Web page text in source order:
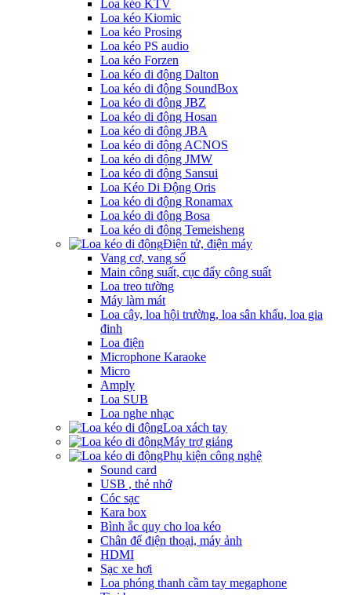
Loa kéo KTV
Loa kéo Kiomic
Loa kéo Prosing
Loa kéo PS audio
Loa kéo Forzen
Loa kéo di động Dalton
Loa kéo di động SoundBox
Loa kéo di động JBZ
Loa kéo di động Hosan
Loa kéo di động JBA
Loa kéo di động ACNOS
Loa kéo di động JMW
Loa kéo di động Sansui
Loa Kéo Di Động Oris
Loa kéo di động Ronamax
Loa kéo di động Bosa
Loa kéo di động Temeisheng
Điện tử, điện máy
Vang cơ, vang số
Main công suất, cục đẩy công suất
Loa treo tường
Máy làm mát
Loa cây, loa hội trường, loa sân khấu, loa gia
đinh
Loa điện
Microphone Karaoke
Micro
Amply
Loa SUB
Loa nghe nhạc
Loa xách tay
Máy trợ giảng
Phụ kiện công nghệ
Sound card
USB , thẻ nhớ
Cóc sạc
Kara box
Bình ắc quy cho loa kéo
Chân để điện thoại, máy ảnh
HDMI
Sạc xe hơi
Loa phóng thanh cầm tay megaphone